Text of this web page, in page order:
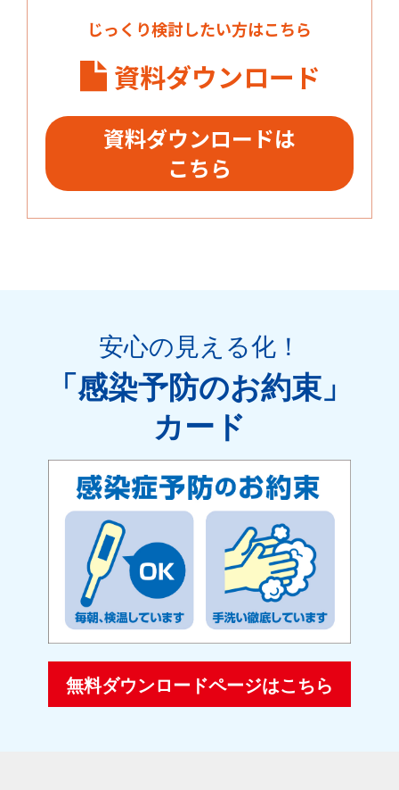
じっくり検討したい方はこちら
資料ダウンロード
資料ダウンロードは
こちら
安心の見える化！
「感染予防のお約束」
カード
無料ダウンロードページはこちら